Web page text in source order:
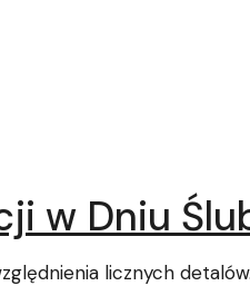
w Dniu
licznych